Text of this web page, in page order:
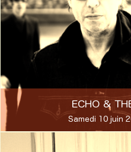
ECHO &
Samedi 10 juin